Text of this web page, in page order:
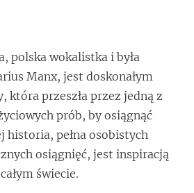
polska wokalistka i była
Manx, jest doskonałym
która przeszła przez jedną z
prób, by osiągnąć
historia, pełna osobistych
osiągnięć, jest inspiracją
świecie.